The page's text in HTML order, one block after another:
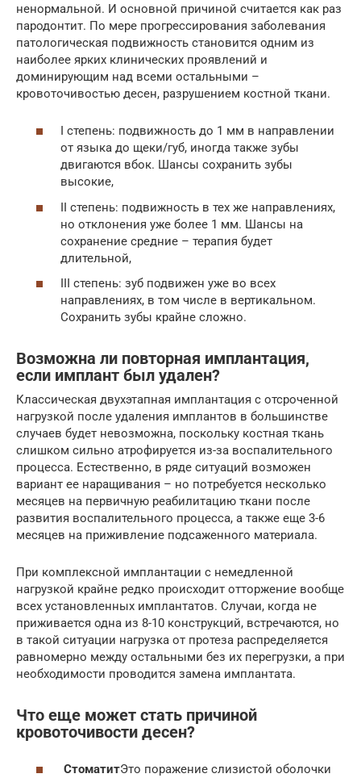
ненормальной. И основной причиной считается как раз
пародонтит. По мере прогрессирования заболевания
патологическая подвижность становится одним из
наиболее ярких клинических проявлений и
доминирующим над всеми остальными –
кровоточивостью десен, разрушением костной ткани.
I степень: подвижность до 1 мм в направлении
от языка до щеки/губ, иногда также зубы
двигаются вбок. Шансы сохранить зубы
высокие,
II степень: подвижность в тех же направлениях,
но отклонения уже более 1 мм. Шансы на
сохранение средние – терапия будет
длительной,
III степень: зуб подвижен уже во всех
направлениях, в том числе в вертикальном.
Сохранить зубы крайне сложно.
Возможна ли повторная имплантация,
если имплант был удален?
Классическая двухэтапная имплантация с отсроченной
нагрузкой после удаления имплантов в большинстве
случаев будет невозможна, поскольку костная ткань
слишком сильно атрофируется из-за воспалительного
процесса. Естественно, в ряде ситуаций возможен
вариант ее наращивания – но потребуется несколько
месяцев на первичную реабилитацию ткани после
развития воспалительного процесса, а также еще 3-6
месяцев на приживление подсаженного материала.
При комплексной имплантации с немедленной
нагрузкой крайне редко происходит отторжение вообще
всех установленных имплантатов. Случаи, когда не
приживается одна из 8-10 конструкций, встречаются, но
в такой ситуации нагрузка от протеза распределяется
равномерно между остальными без их перегрузки, а при
необходимости проводится замена имплантата.
Что еще может стать причиной
кровоточивости десен?
СтоматитЭто поражение слизистой оболочки